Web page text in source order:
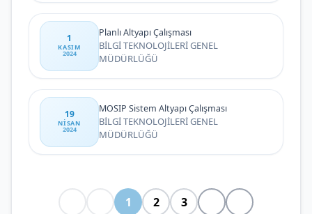
1
KASIM
2024
Planlı Altyapı Çalışması
BİLGİ TEKNOLOJİLERİ GENEL
MÜDÜRLÜĞÜ
19
NISAN
2024
MOSIP Sistem Altyapı Çalışması
BİLGİ TEKNOLOJİLERİ GENEL
MÜDÜRLÜĞÜ
1 2 3